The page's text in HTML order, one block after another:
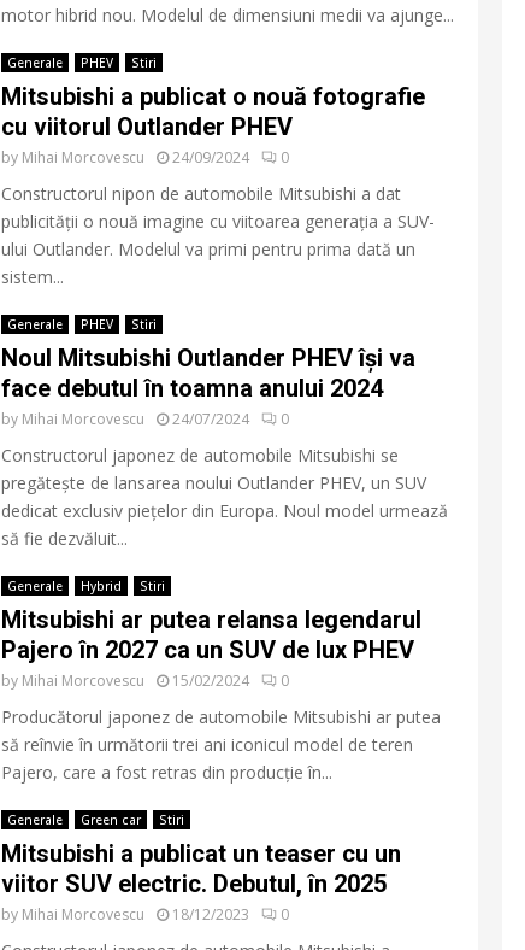
motor hibrid nou. Modelul de dimensiuni medii va ajunge...
Generale PHEV Stiri
Mitsubishi a publicat o nouă fotografie
cu viitorul Outlander PHEV
by Mihai Morcovescu 24/09/2024 0
Constructorul nipon de automobile Mitsubishi a dat
publicității o nouă imagine cu viitoarea generația a SUV-
ului Outlander. Modelul va primi pentru prima dată un
sistem...
Generale PHEV Stiri
Noul Mitsubishi Outlander PHEV își va
face debutul în toamna anului 2024
by Mihai Morcovescu 24/07/2024 0
Constructorul japonez de automobile Mitsubishi se
pregătește de lansarea noului Outlander PHEV, un SUV
dedicat exclusiv piețelor din Europa. Noul model urmează
să fie dezvăluit...
Generale Hybrid Stiri
Mitsubishi ar putea relansa legendarul
Pajero în 2027 ca un SUV de lux PHEV
by Mihai Morcovescu 15/02/2024 0
Producătorul japonez de automobile Mitsubishi ar putea
să reînvie în următorii trei ani iconicul model de teren
Pajero, care a fost retras din producție în...
Generale Green car Stiri
Mitsubishi a publicat un teaser cu un
viitor SUV electric. Debutul, în 2025
by Mihai Morcovescu 18/12/2023 0